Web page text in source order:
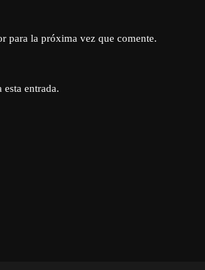
para la próxima vez que comente.
entrada.